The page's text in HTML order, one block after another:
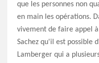
que les personnes non
en main les opérations.
vivement de faire appel
Sachez qu'il est possible
Lamberger qui a